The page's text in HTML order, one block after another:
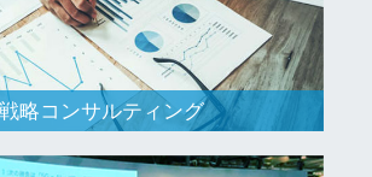
戦略コンサルティング